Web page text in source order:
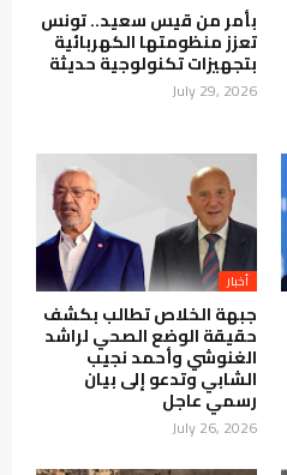
بأمر من قيس سعيد.. تونس
تعزز منظومتها الكهربائية
بتجهيزات تكنولوجية حديثة
July 29, 2026
أخبار
جبهة الخلاص تطالب بكشف
حقيقة الوضع الصحي لراشد
الغنوشي وأحمد نجيب
الشابي وتدعو إلى بيان
رسمي عاجل
July 26, 2026